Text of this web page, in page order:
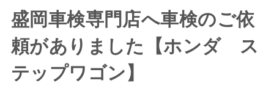
盛岡車検専門店へ車検のご依
頼がありました【ホンダ ス
テップワゴン】